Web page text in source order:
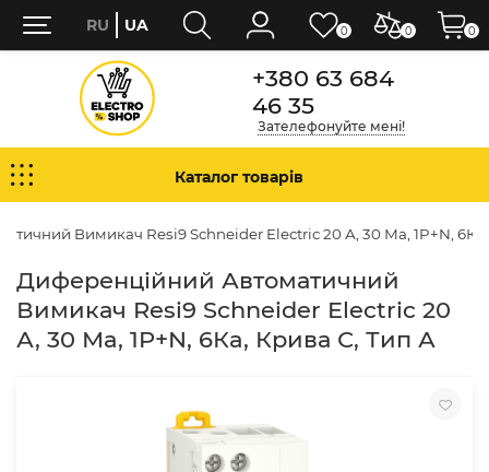
+380 63 684
46 35
Зателефонуйте мені!
Каталог товарів
Вимикач Resi9 Schneider Electric 20 А, 30 Мa, 1P+N,
Диференційний Автоматичний
Вимикач Resi9 Schneider Electric 20
А, 30 Мa, 1P+N, 6Кa, Крива С, Тип А
0 0
RU UA 0